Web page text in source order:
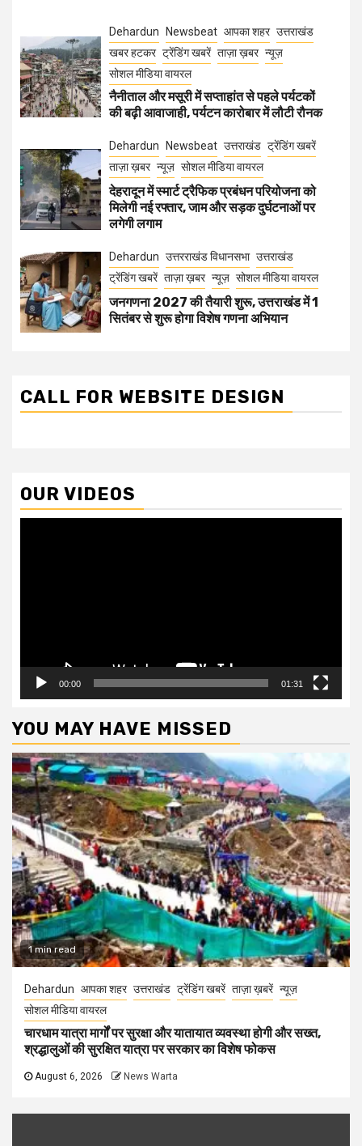
Dehardun Newsbeat आपका शहर उत्तराखंड
खबर हटकर ट्रेंडिंग खबरें ताज़ा ख़बर न्यूज़
सोशल मीडिया वायरल
नैनीताल और मसूरी में सप्ताहांत से पहले पर्यटकों
की बढ़ी आवाजाही, पर्यटन कारोबार में लौटी रौनक
Dehardun Newsbeat उत्तराखंड ट्रेंडिंग खबरें
ताज़ा ख़बर न्यूज़ सोशल मीडिया वायरल
देहरादून में स्मार्ट ट्रैफिक प्रबंधन परियोजना को
मिलेगी नई रफ्तार, जाम और सड़क दुर्घटनाओं पर
लगेगी लगाम
Dehardun उत्तरराखंड विधानसभा उत्तराखंड
ट्रेंडिंग खबरें ताज़ा ख़बर न्यूज़ सोशल मीडिया वायरल
जनगणना 2027 की तैयारी शुरू, उत्तराखंड में 1
सितंबर से शुरू होगा विशेष गणना अभियान
CALL FOR WEBSITE DESIGN
OUR VIDEOS
00:00 01:31
YOU MAY HAVE MISSED
1 min read
Dehardun आपका शहर उत्तराखंड ट्रेंडिंग खबरें ताज़ा ख़बरें न्यूज़
सोशल मीडिया वायरल
चारधाम यात्रा मार्गों पर सुरक्षा और यातायात व्यवस्था होगी और सख्त,
श्रद्धालुओं की सुरक्षित यात्रा पर सरकार का विशेष फोकस
August 6, 2026 News Warta